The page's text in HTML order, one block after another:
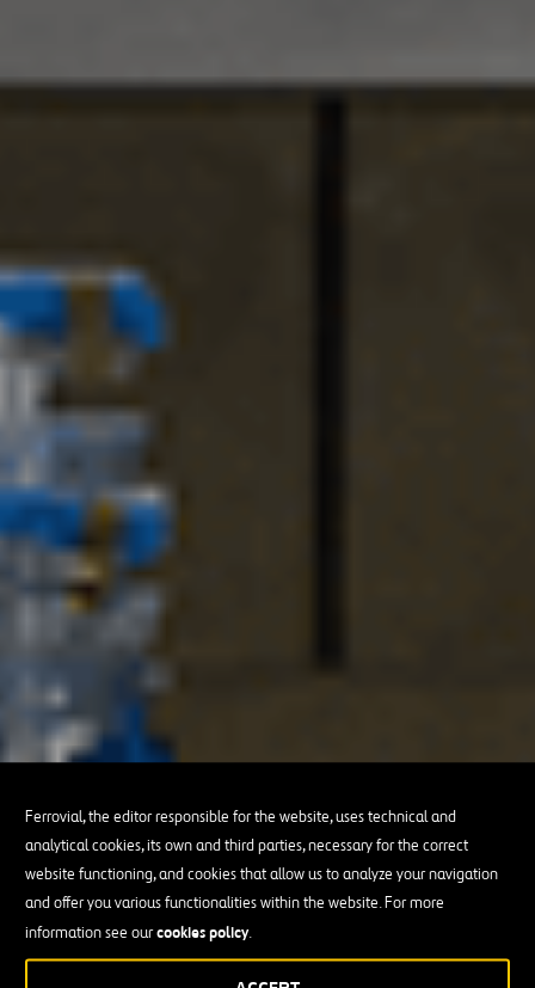
Ferrovial, the editor responsible for the website, uses technical and
analytical cookies, its own and third parties, necessary for the correct
website functioning, and cookies that allow us to analyze your navigation
and offer you various functionalities within the website. For more
information see ourcookies policy.